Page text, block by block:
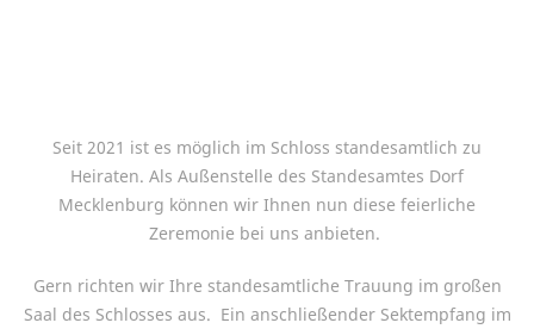
Seit 2021 ist es möglich im Schloss standesamtlich zu
Heiraten. Als Außenstelle des Standesamtes Dorf
Mecklenburg können wir Ihnen nun diese feierliche
Zeremonie bei uns anbieten.
Gern richten wir Ihre standesamtliche Trauung im großen
Saal des Schlosses aus. Ein anschließender Sektempfang im